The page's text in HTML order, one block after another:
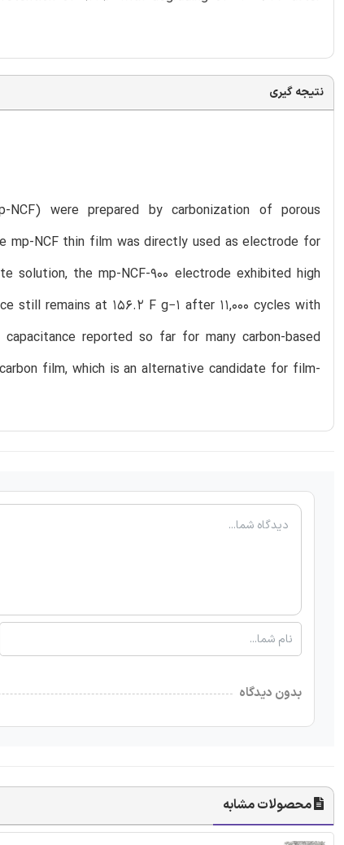
نتیجه گیری
NCF) were prepared by carbonization of porous
mp-NCF thin film was directly used as electrode for
solution, the mp-NCF-900 electrode exhibited high
still remains at 156.2 F g−1 after 11,000 cycles with
reported so far for many carbon-based
film, which is an alternative candidate for film-
بدون دیدگاه
محصولات مشابه